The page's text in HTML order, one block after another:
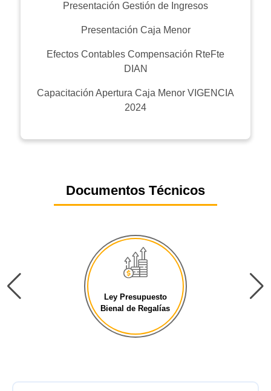
Presentación Gestión de Ingresos
Presentación Caja Menor
Efectos Contables Compensación RteFte
DIAN
Capacitación Apertura Caja Menor VIGENCIA
2024
Documentos Técnicos
Ley Presupuesto
Bienal de Regalías